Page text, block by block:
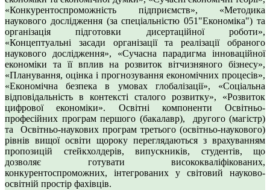
«Конкурентоспроможність підприємств», «Методика
наукового дослідження (за спеціальністю 051"Економіка") та
організація підготовки дисертаційної роботи»,
«Концептуальні засади організації та реалізації обраного
наукового дослідження», «Сучасна парадигма інноваційної
економіки та її вплив на розвиток вітчизняного бізнесу»,
«Планування, оцінка і прогнозування економічних процесів»,
«Економічна безпека в умовах глобалізації», «Соціальна
відповідальність в контексті сталого розвитку», «Розвиток
цифрової економіки». Освітні компоненти Освітньо-
професійних програм першого (бакалавр), другого (магістр)
та Освітньо-наукових програм третього (освітньо-наукового)
рівнів вищої освіти щороку переглядаються з врахуванням
пропозицій стейкхолдерів, випускників, студентів, що
дозволяє готувати висококваліфікованих,
конкурентоспроможних, інтегрованих у світовий науково-
освітній простір фахівців.